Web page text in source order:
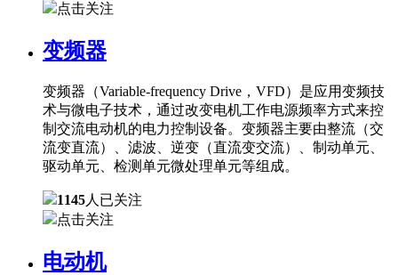
点击关注
变频器
变频器（Variable-frequency Drive，VFD）是应用变频技
术与微电子技术，通过改变电机工作电源频率方式来控
制交流电动机的电力控制设备。变频器主要由整流（交
流变直流）、滤波、逆变（直流变交流）、制动单元、
驱动单元、检测单元微处理单元等组成。
1145人已关注
点击关注
电动机